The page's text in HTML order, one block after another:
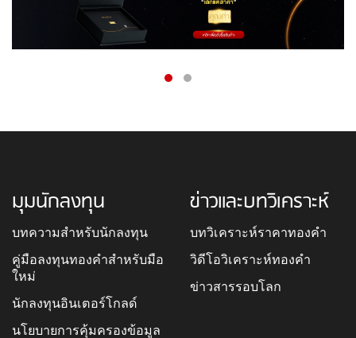
มุมนักลงทุน
บทความสำหรับนักลงทุน
คู่มือลงทุนทองคำสำหรับมือ
ใหม่
นักลงทุนอินเตอร์โกลด์
นโยบายการคุ้มครองข้อมูล
ข่าวและบทวิเคราะห์
บทวิเคราะห์ราคาทองคำ
วิดีโอวิเคราะห์ทองคำ
ข่าวสารรอบโลก